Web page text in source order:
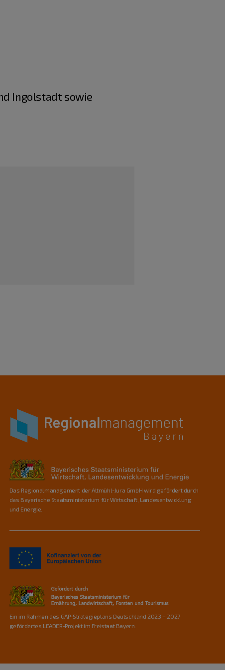
Ingolstadt sowie
Das Regionalmanagement der Altmühl-Jura GmbH wird gefördert durch
das Bayerische Staatsministerium für Wirtschaft, Landesentwicklung
und Energie.
Ein im Rahmen des GAP-Strategieplans Deutschland 2023 – 2027
gefördertes LEADER-Projekt im Freistaat Bayern.